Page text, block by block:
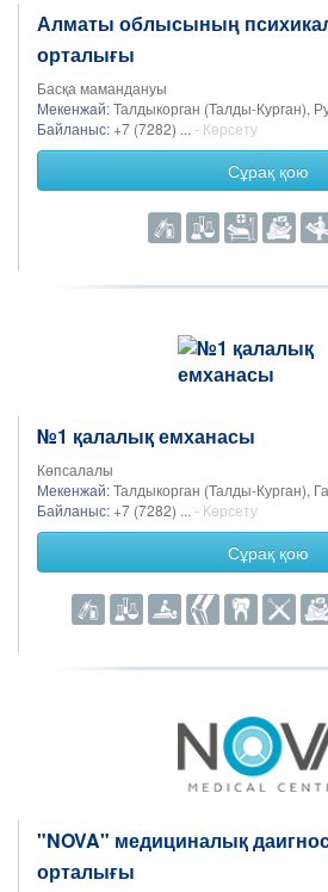
Алматы облысының
орталығы
Басқа мамандануы
Мекенжай:Талдыкорган (Талды-Курган),
Байланыс: +7 (7282) ... - Көрсету
Сұрақ қою
№1 қалалық емханасы
Көпсалалы
Мекенжай:Талдыкорган (Талды-Курган),
Байланыс: +7 (7282) ... - Көрсету
Сұрақ қою
"NOVA" медициналық
орталығы